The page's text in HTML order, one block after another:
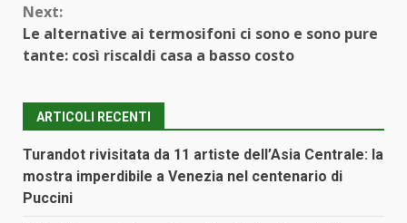
Next:
Le alternative ai termosifoni ci sono e sono pure
tante: così riscaldi casa a basso costo
ARTICOLI RECENTI
Turandot rivisitata da 11 artiste dell’Asia Centrale: la
mostra imperdibile a Venezia nel centenario di
Puccini